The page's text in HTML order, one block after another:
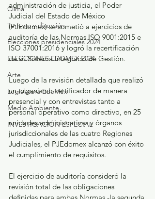
Clima
Turismo y diversión
Elecciones presidenciales 2024
ELECCIONES EDOMEX 2024
Arte
Legislatura EdoMéx
Medio Ambiente
INVESTIGACIÓN ESPECIAL
administración de justicia, el Poder
Judicial del Estado de México
(PJEdomex) se sometió a ejercicios de
auditoría de las Normas ISO 9001:2015 e
ISO 37001:2016 y logró la recertificación
de su Sistema Integrado de Gestión.
Luego de la revisión detallada que realizó
un organismo certificador de manera
presencial y con entrevistas tanto a
personal operativo como directivo, en 25
unidades administrativas y órganos
jurisdiccionales de las cuatro Regiones
Judiciales, el PJEdomex alcanzó con éxito
el cumplimiento de requisitos.
El ejercicio de auditoría consideró la
revisión total de las obligaciones